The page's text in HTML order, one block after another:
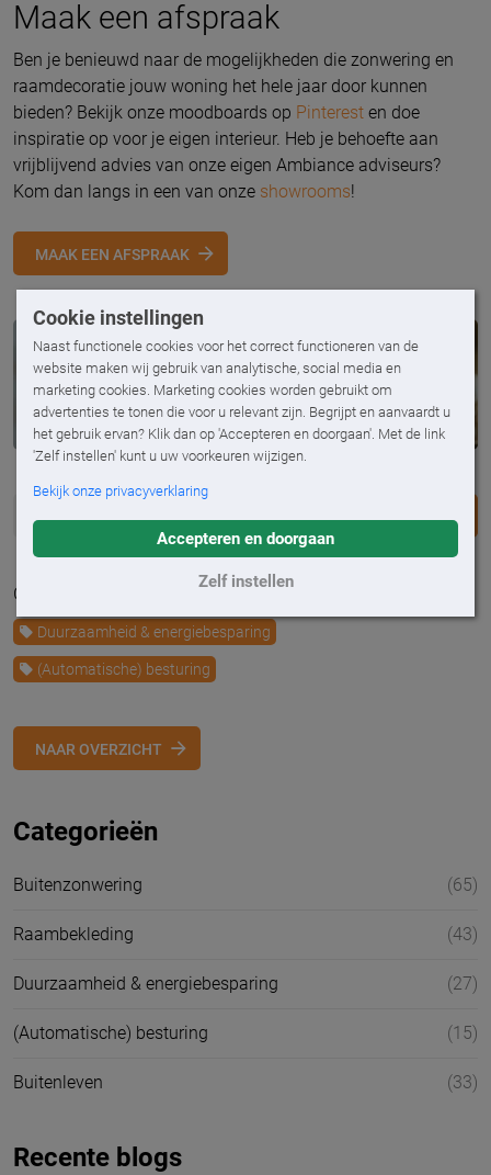
Cookie instellingen
Naast functionele cookies voor het correct functioneren van de
website maken wij gebruik van analytische, social media en
marketing cookies. Marketing cookies worden gebruikt om
advertenties te tonen die voor u relevant zijn. Begrijpt en aanvaardt u
het gebruik ervan? Klik dan op 'Accepteren en doorgaan'. Met de link
'Zelf instellen' kunt u uw voorkeuren wijzigen.
Bekijk onze privacyverklaring
Accepteren en doorgaan
Zelf instellen
Maak een afspraak
Ben je benieuwd naar de mogelijkheden die zonwering en
raamdecoratie jouw woning het hele jaar door kunnen
bieden? Bekijk onze moodboards op Pinterest en doe
inspiratie op voor je eigen interieur. Heb je behoefte aan
vrijblijvend advies van onze eigen Ambiance adviseurs?
Kom dan langs in een van onze showrooms!
MAAK EEN AFSPRAAK
Geplaatst op 29 september 2022
Duurzaamheid & energiebesparing
(Automatische) besturing
NAAR OVERZICHT
Categorieën
Buitenzonwering (65)
Raambekleding (43)
Duurzaamheid & energiebesparing (27)
(Automatische) besturing (15)
Buitenleven (33)
Recente blogs